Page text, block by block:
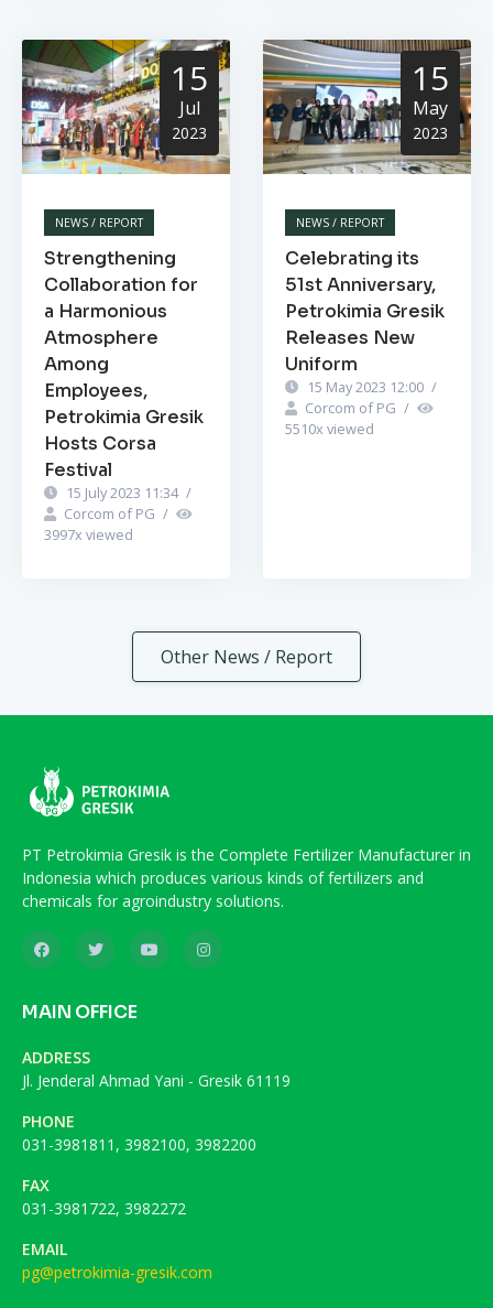
15
Jul
2023
NEWS / REPORT
Strengthening
Collaboration for
a Harmonious
Atmosphere
Among
Employees,
Petrokimia Gresik
Hosts Corsa
Festival
15 July 2023 11:34 /
Corcom of PG /
3997x viewed
15
May
2023
NEWS / REPORT
Celebrating its
51st Anniversary,
Petrokimia Gresik
Releases New
Uniform
15 May 2023 12:00 /
Corcom of PG /
5510x viewed
Other News / Report
PT Petrokimia Gresik is the Complete Fertilizer Manufacturer in
Indonesia which produces various kinds of fertilizers and
chemicals for agroindustry solutions.
MAIN OFFICE
ADDRESS
Jl. Jenderal Ahmad Yani - Gresik 61119
PHONE
031-3981811, 3982100, 3982200
FAX
031-3981722, 3982272
EMAIL
pg@petrokimia-gresik.com